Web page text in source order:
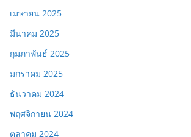
เมษายน 2025
มีนาคม 2025
กุมภาพันธ์ 2025
มกราคม 2025
ธันวาคม 2024
พฤศจิกายน 2024
ตุลาคม 2024